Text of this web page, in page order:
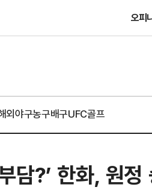
오피
외야구농구배구UFC골프
담?’ 한화, 원